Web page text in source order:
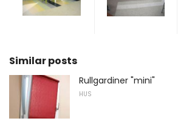
Similar posts
Rullgardiner "mini"
HUS